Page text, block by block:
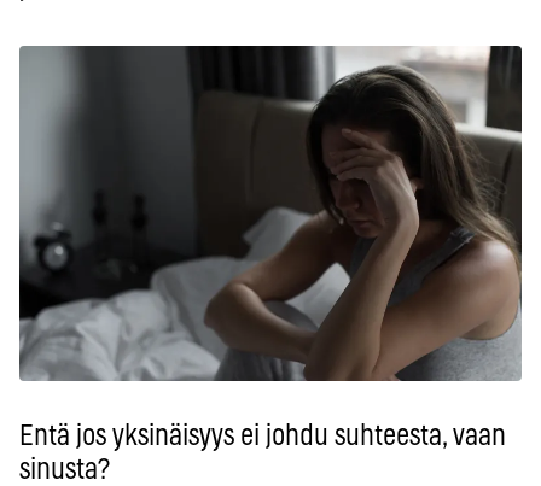
Entä jos yksinäisyys ei johdu suhteesta, vaan
sinusta?